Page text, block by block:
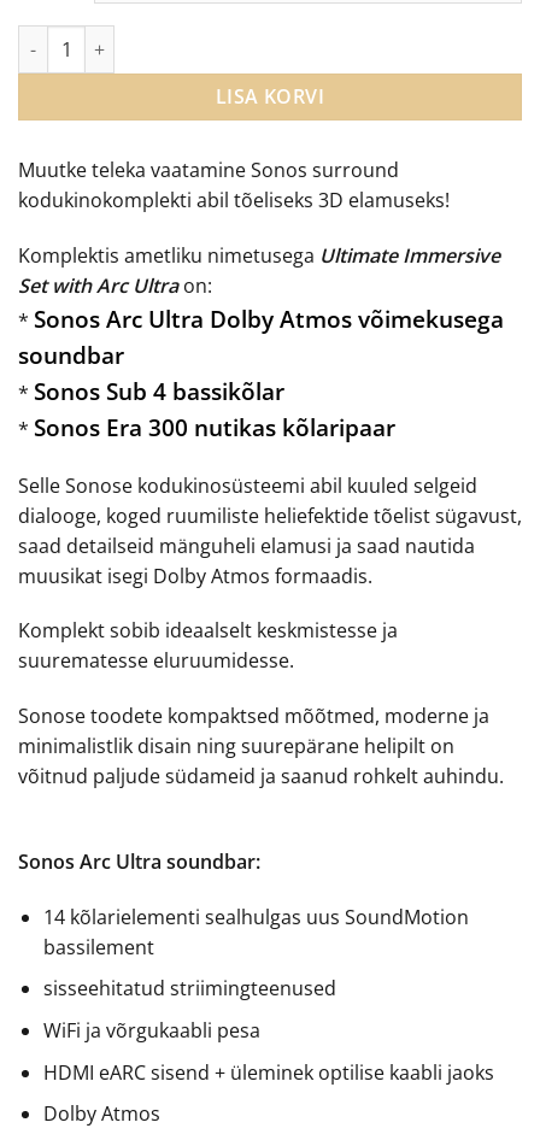
Muutke teleka vaatamine Sonos surround
kodukinokomplekti abil tõeliseks 3D elamuseks!
Komplektis ametliku nimetusega Ultimate Immersive
Set with Arc Ultraon:
* Sonos Arc Ultra Dolby Atmos võimekusega
soundbar
* Sonos Sub 4 bassikõlar
* Sonos Era 300 nutikas kõlaripaar
Selle Sonose kodukinosüsteemi abil kuuled selgeid
dialooge, koged ruumiliste heliefektide tõelist sügavust,
saad detailseid mänguheli elamusi ja saad nautida
muusikat isegi Dolby Atmos formaadis.
Komplekt sobib ideaalselt keskmistesse ja
suurematesse eluruumidesse.
Sonose toodete kompaktsed mõõtmed, moderne ja
minimalistlik disain ning suurepärane helipilt on
võitnud paljude südameid ja saanud rohkelt auhindu.
Sonos Arc Ultra soundbar:
14 kõlarielementi sealhulgas uus SoundMotion
bassilement
sisseehitatud striimingteenused
WiFi ja võrgukaabli pesa
HDMI eARC sisend + üleminek optilise kaabli jaoks
Dolby Atmos
Sonos surround kodukinokomplekt: Arc Ultra + SUB 4 + 2 x
LISA KORVI